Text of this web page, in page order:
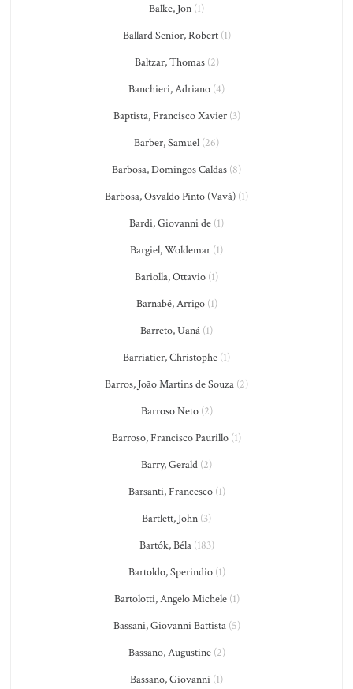
Balke, Jon (1)
Ballard Senior, Robert(1)
Baltzar, Thomas(2)
Banchieri, Adriano (4)
Baptista, Francisco Xavier(3)
Barber, Samuel (26)
Barbosa, Domingos Caldas (8)
Barbosa, Osvaldo Pinto (Vavá) (1)
Bardi, Giovanni de (1)
Bargiel, Woldemar (1)
Bariolla, Ottavio (1)
Barnabé, Arrigo(1)
Barreto, Uaná (1)
Barriatier, Christophe (1)
Barros, João Martins de Souza (2)
Barroso Neto(2)
Barroso, Francisco Paurillo (1)
Barry, Gerald (2)
Barsanti, Francesco(1)
Bartlett, John (3)
Bartók, Béla(183)
Bartoldo, Sperindio(1)
Bartolotti, Angelo Michele(1)
Bassani, Giovanni Battista(5)
Bassano, Augustine(2)
Bassano, Giovanni (1)